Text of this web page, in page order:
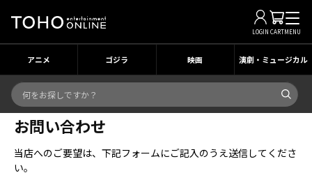
LOGIN CARTMENU
アニメ ゴジラ 映画 演劇・ミュージカル
お問い合わせ
当店へのご要望は、下記フォームにご記入のうえ送信してくださ
い。